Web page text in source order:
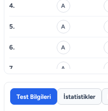
4. A
5. A
6. A
7. A
8. A
Test Bilgileri İstatistikler